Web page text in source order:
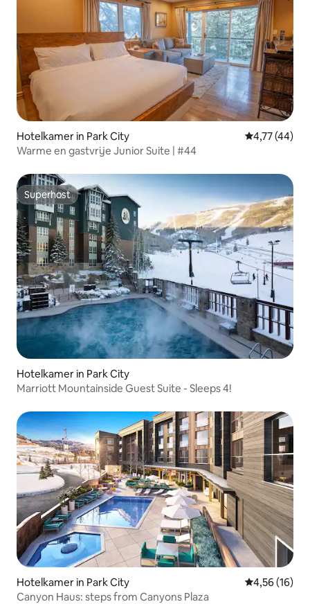
Hotelkamer in Park City Gemiddelde
4,77 (44)
Warme en gastvrije Junior Suite | #44
Superhost
Superhost
Hotelkamer in Park City
Marriott Mountainside Guest Suite - Sleeps 4!
Hotelkamer in Park City Gemiddelde
4,56 (16)
Canyon Haus: steps from Canyons Plaza